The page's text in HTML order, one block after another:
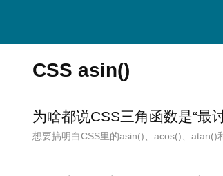
CSS asin()
为啥都说CSS三角函数是“最
想要搞明白CSS里的asin()、acos()、atan()